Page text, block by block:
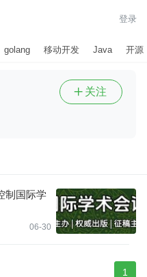
登录
golang 移动开发 Java 开源
 关注
制国际学
06-30
1